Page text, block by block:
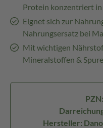
Protein konzentriert in
Eignet sich zur
Nahrungsersatz bei
Mit wichtigen
Mineralstoffen &
Hersteller: